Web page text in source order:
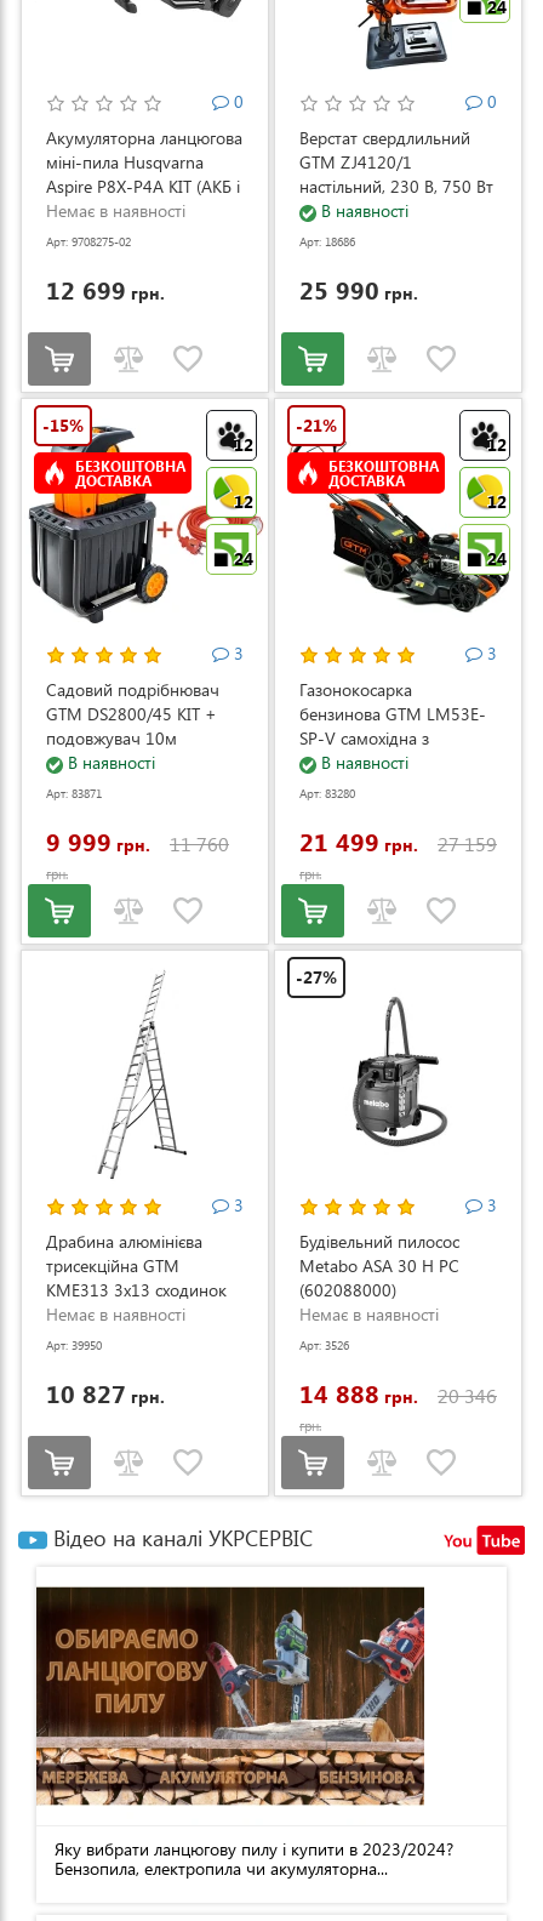
0
Акумуляторна ланцюгова
міні-пила Husqvarna
Aspire P8X-P4A KIT (АКБ і
ЗП) (9708275-02)
Немає в наявності
Арт: 9708275-02
12 699 грн.
24
0
Верстат свердлильний
GTM ZJ4120/1
настільний, 230 В, 750 Вт
(ZJ4120/1)
В наявності
Арт: 18686
25 990 грн.
12
12
24
-15%
БЕЗКОШТОВНА
ДОСТАВКА
3
Садовий подрібнювач
GTM DS2800/45 KIT +
подовжувач 10м
(DS2800/45_KIT+ext.cord)
В наявності
Арт: 83871
9 999 грн. 11 760
грн.
12
12
24
-21%
БЕЗКОШТОВНА
ДОСТАВКА
3
Газонокосарка
бензинова GTM LM53E-
SP-V самохідна з
електростартером та
регулюванням швидкості
В наявності
Арт: 83280
21 499 грн. 27 159
грн.
3
Драбина алюмінієва
трисекційна GTM
KME313 3x13 сходинок
3.53-8.93м (KME313)
Немає в наявності
Арт: 39950
10 827 грн.
-27%
3
Будівельний пилосос
Metabo ASA 30 H PC
(602088000)
Немає в наявності
Арт: 3526
14 888 грн. 20 346
грн.
Відео на каналі УКРСЕРВІС
Яку вибрати ланцюгову пилу і купити в 2023/2024?
Бензопила, електропила чи акумуляторна...